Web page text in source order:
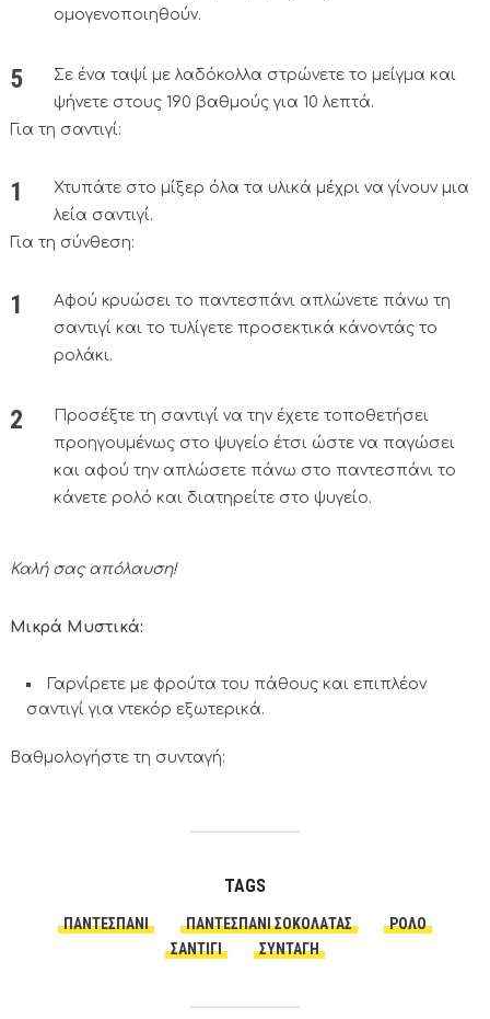
ομογενοποιηθούν.
Σε ένα ταψί με λαδόκολλα στρώνετε το μείγμα και
ψήνετε στους 190 βαθμούς για 10 λεπτά.
Για τη σαντιγί:
Χτυπάτε στο μίξερ όλα τα υλικά μέχρι να γίνουν μια
λεία σαντιγί.
Για τη σύνθεση:
Αφού κρυώσει το παντεσπάνι απλώνετε πάνω τη
σαντιγί και το τυλίγετε προσεκτικά κάνοντάς το
ρολάκι.
Προσέξτε τη σαντιγί να την έχετε τοποθετήσει
προηγουμένως στο ψυγείο έτσι ώστε να παγώσει
και αφού την απλώσετε πάνω στο παντεσπάνι το
κάνετε ρολό και διατηρείτε στο ψυγείο.
Καλή σας απόλαυση!
Μικρά Μυστικά:
Γαρνίρετε με φρούτα του πάθους και επιπλέον
σαντιγί για ντεκόρ εξωτερικά.
Βαθμολογήστε τη συνταγή:
TAGS
ΠΑΝΤΕΣΠΆΝΙ ΠΑΝΤΕΣΠΆΝΙ ΣΟΚΟΛΆΤΑΣ
ΡΟΛΌ
ΣΑΝΤΙΓΊ
ΣΥΝΤΑΓΗ